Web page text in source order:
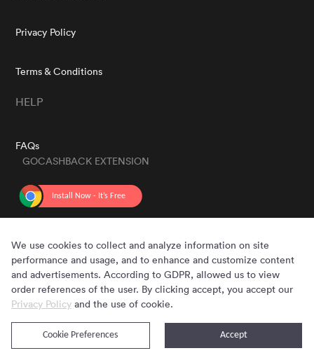
Privacy Policy
Terms & Conditions
HELP
FAQs
GOCASHBACK EXTENSION
Copyright © 2020 - 2026 Gocashback.com. All Rights Reserved.
We use cookies to collect and analyze information on site
performance and usage, and to enhance and customize content
and advertisements. According to GDPR, allowed us to view
order references of the user. By clicking accept, you accept our
Privacy Policy and the use of cookie.
Accept
Cookie Preferences